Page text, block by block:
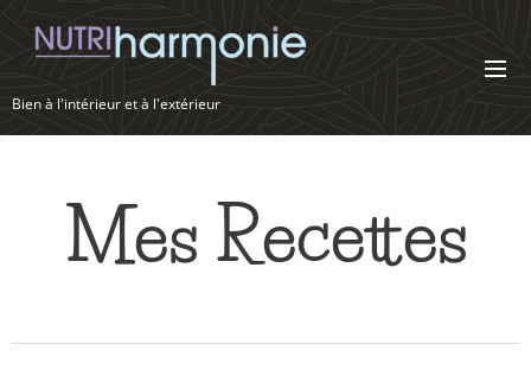
Bien à l'intérieur et à l'extérieur
Mes Recettes